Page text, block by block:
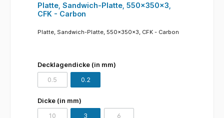
Platte, Sandwich-Platte, 550x350x3,
CFK - Carbon
Platte, Sandwich-Platte, 550x350x3, CFK - Carbon
Decklagendicke (in mm)
0.5(Diese Option ist zurzeit nicht verfügbar.)
0.2
Dicke (in mm)
10
3 6